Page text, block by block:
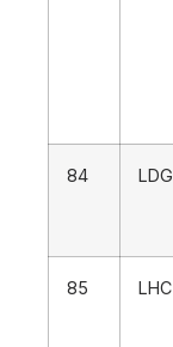
84 LDG
85 LHC